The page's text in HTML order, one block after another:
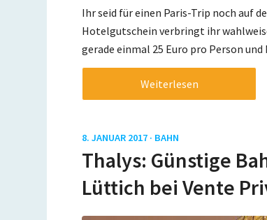
Ihr seid für einen Paris-Trip noch auf
Hotelgutschein verbringt ihr
gerade einmal 25 Euro pro Person und
Weiterlesen
8. JANUAR 2017 · BAHN
Thalys: Günstige
Lüttich bei Vente